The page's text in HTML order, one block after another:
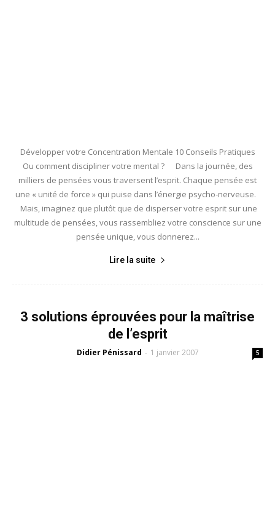
Développer votre Concentration Mentale 10 Conseils Pratiques
Ou comment discipliner votre mental ? Dans la journée, des
milliers de pensées vous traversent l’esprit. Chaque pensée est
une « unité de force » qui puise dans l’énergie psycho-nerveuse.
Mais, imaginez que plutôt que de disperser votre esprit sur une
multitude de pensées, vous rassembliez votre conscience sur une
pensée unique, vous donnerez...
Lire la suite
3 solutions éprouvées pour la maîtrise
de l’esprit
Didier Pénissard - 1 janvier 2007 5